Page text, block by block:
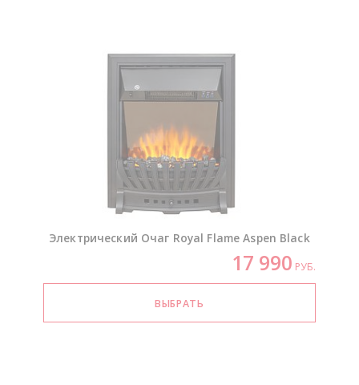
Электрический Очаг Royal Flame Aspen Black
17 990 РУБ.